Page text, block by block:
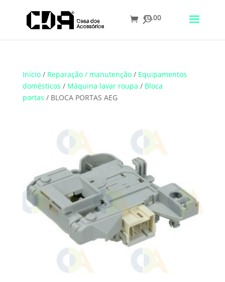
Translate
€0.00
Início/ Reparação / manutenção/ Equipamentos
domésticos / Máquina lavar roupa / Bloca
portas / BLOCA PORTAS AEG